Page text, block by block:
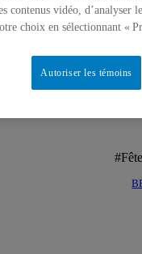
d’Hochelaga
contenus vidéo, d’analyser
choix en sélectionnant «
Autoriser les témoins